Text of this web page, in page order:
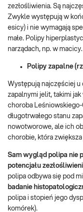
zezłośliwienia. Są
Zwykle występują w
esicy) i nie wymagają
małe. Polipy
narządach, np. w macicy.
Polipy zapalne
Występują najczęściej u
zapalnymi jelit, takimi
choroba
długotrwałego stanu
nowotworowe, ale ich
chorobie, która zwiększa
Sam wygląd polipa nie
potencjału
polipa odbywa się pod
badanie
polipa i stopień jego
komórek).